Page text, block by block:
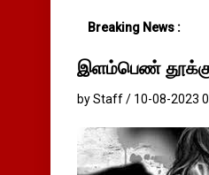
Breaking News :
இளம்பெண்
by Staff / 10-08-2023